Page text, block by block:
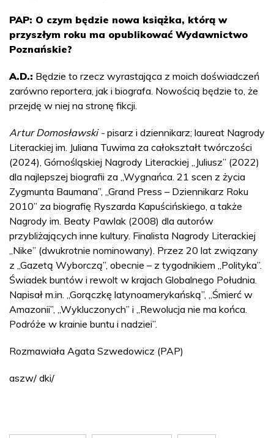
PAP: O czym będzie nowa książka, którą w
przyszłym roku ma opublikować Wydawnictwo
Poznańskie?
A.D.: Będzie to rzecz wyrastająca z moich doświadczeń
zarówno reportera, jak i biografa. Nowością będzie to, że
przejdę w niej na stronę fikcji.
Artur Domosławski - pisarz i dziennikarz; laureat Nagrody
Literackiej im. Juliana Tuwima za całokształt twórczości
(2024), Górnośląskiej Nagrody Literackiej „Juliusz” (2022)
dla najlepszej biografii za „Wygnańca. 21 scen z życia
Zygmunta Baumana”, „Grand Press – Dziennikarz Roku
2010” za biografię Ryszarda Kapuścińskiego, a także
Nagrody im. Beaty Pawlak (2008) dla autorów
przybliżających inne kultury. Finalista Nagrody Literackiej
„Nike” (dwukrotnie nominowany). Przez 20 lat związany
z „Gazetą Wyborczą”, obecnie – z tygodnikiem „Polityka”.
Świadek buntów i rewolt w krajach Globalnego Południa.
Napisał m.in. „Gorączkę latynoamerykańską”, „Śmierć w
Amazonii”, „Wykluczonych” i „Rewolucja nie ma końca.
Podróże w krainie buntu i nadziei”.
Rozmawiała Agata Szwedowicz (PAP)
aszw/ dki/